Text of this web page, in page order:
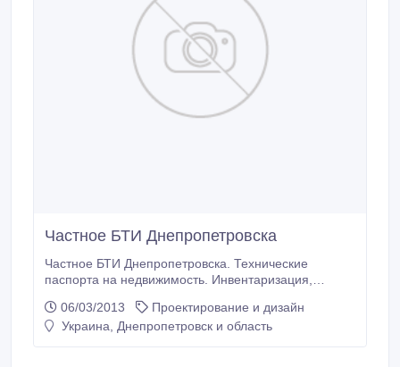
Частное БТИ Днепропетровска
Частное БТИ Днепропетровска. Технические
паспорта на недвижимость. Инвентаризация,
Днепропетровске. Оценка недвижимости.
0567851490, 0961732537 www.BTi1.dp.ua.
06/03/2013
Проектирование и дизайн
Украина, Днепропетровск и область